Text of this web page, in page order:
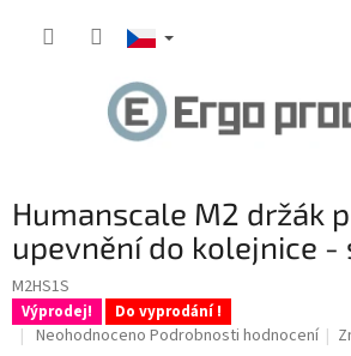
Humanscale M2 držák
upevnění do kolejnice -
M2HS1S
Výprodej! Do vyprodání !
Průměrné
Neohodnoceno Podrobnosti hodnocení